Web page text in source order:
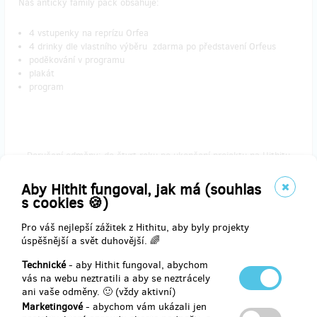
Aby Hithit fungoval, jak má (souhlas
s cookies 🍪)
Pro váš nejlepší zážitek z Hithitu, aby byly projekty
úspěšnější a svět duhovější. 🌈
Technické- aby Hithit fungoval, abychom
vás na webu neztratili a aby se neztrácely
ani vaše odměny. 🙂 (vždy aktivní)
Marketingové- abychom vám ukázali jen
Náš antický family pack obsahuje:
4 vstupenky na reprízu Orfea
4 drinky dle vlastního výběru zdarma po představení Orfeus
poděkování v programu
plakát
program
Doručení odměny: do čtvrt roku po ukončení projektu na Hithitu
zbývá 18
Best of VILA 17/18
Vyberte si a shlédněte v příští sezóně to nejlepší z repertoáru VILY
Štvanice. 5 000 Kč není málo, proto si zasloužíte i antickou
minitrofej!